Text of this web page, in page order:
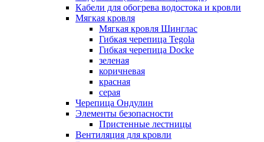
Кабели для обогрева водостока и кровли
Мягкая кровля
Мягкая кровля Шинглас
Гибкая черепица Tegola
Гибкая черепица Docke
зеленая
коричневая
красная
серая
Черепица Ондулин
Элементы безопасности
Пристенные лестницы
Вентиляция для кровли